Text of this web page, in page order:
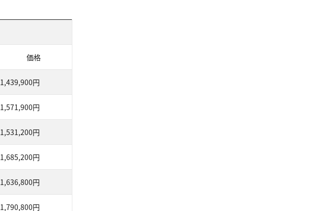
価格
1,439,900円
1,571,900円
1,531,200円
1,685,200円
1,636,800円
1,790,800円